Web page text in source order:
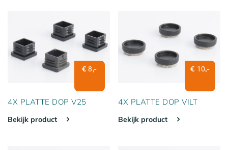
€8,-
4X PLATTE DOP V25
Bekijk product
€ 10,-
4X PLATTE DOP VILT
Bekijk product